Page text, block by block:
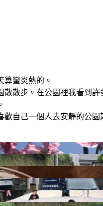
蠻炎熱的。
散步。在公園裡我看到
自己一個人去安靜的公